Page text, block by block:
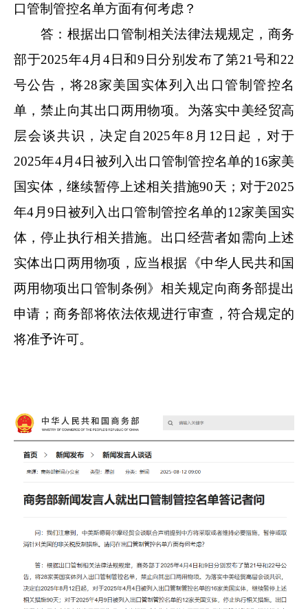
口管制管控名单方面有何考虑？
答：根据出口管制相关法律法规规定，商务
部于2025年4月4日和9日分别发布了第21号和22
号公告，将28家美国实体列入出口管制管控名
单，禁止向其出口两用物项。为落实中美经贸高
层会谈共识，决定自2025年8月12日起，对于
2025年4月4日被列入出口管制管控名单的16家美
国实体，继续暂停上述相关措施90天；对于2025
年4月9日被列入出口管制管控名单的12家美国实
体，停止执行相关措施。出口经营者如需向上述
实体出口两用物项，应当根据《中华人民共和国
两用物项出口管制条例》相关规定向商务部提出
申请；商务部将依法依规进行审查，符合规定的
将准予许可。